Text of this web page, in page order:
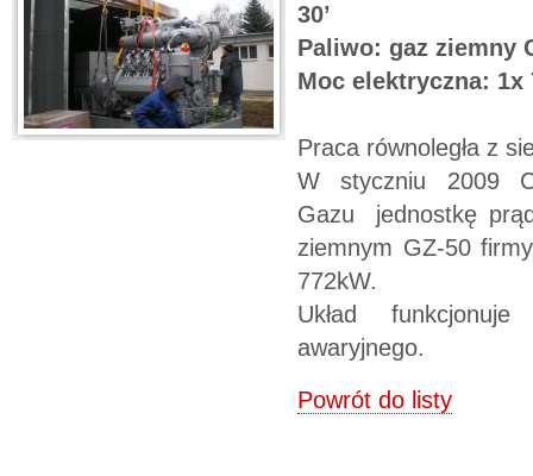
30’
Paliwo: gaz ziemny
Moc elektryczna: 1x
Praca równoległa z
W styczniu 2009
Gazu jednostkę
ziemnym GZ-50
772kW.
Układ
awaryjnego.
Powrót do listy